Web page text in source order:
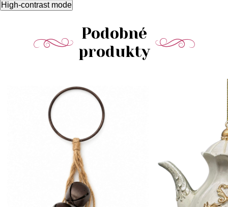
High-contrast mode
Podobné
produkty